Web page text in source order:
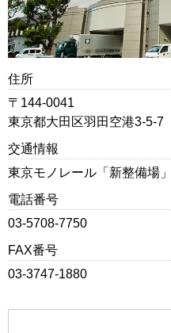
住所
〒144-0041
東京都大田区羽田空港3-5-7
交通情報
東京モノレール「新整備場
電話番号
03-5708-7750
FAX番号
03-3747-1880